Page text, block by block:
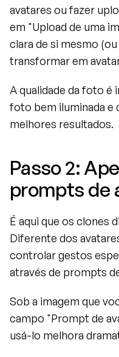
avatares ou fazer
em "Upload de uma
clara de si mesmo
transformar em
A qualidade da foto é
foto bem iluminada e
melhores resultados.
Passo 2:
prompts de
É aqui que os clones
Diferente dos
controlar gestos
através de prompts
Sob a imagem que
campo "Prompt de
usá-lo melhora